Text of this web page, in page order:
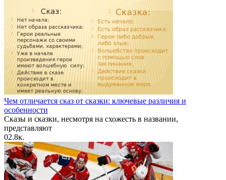
Чем отличается сказ от сказки: ключевые различия и
особенности
Сказы и сказки, несмотря на схожесть в названии,
представляют
02.8к.